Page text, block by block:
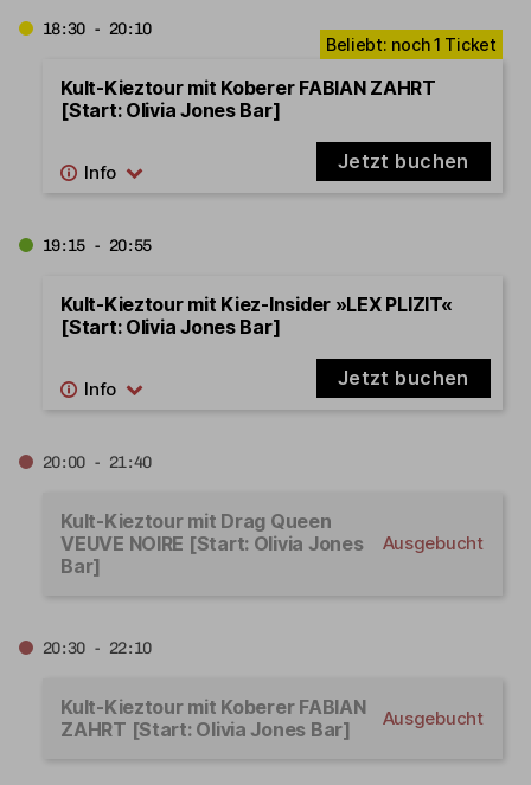
18:30 - 20:10
Kult-Kieztour mit Koberer FABIAN ZAHRT
[Start: Olivia Jones Bar]
Jetzt buchen
19:15 - 20:55
Kult-Kieztour mit Kiez-Insider »LEX PLIZIT«
[Start: Olivia Jones Bar]
Jetzt buchen
20:00 - 21:40
Kult-Kieztour mit Drag Queen
VEUVE NOIRE [Start: Olivia Jones
Bar]
Ausgebucht
20:30 - 22:10
Kult-Kieztour mit Koberer FABIAN
ZAHRT [Start: Olivia Jones Bar]
Ausgebucht